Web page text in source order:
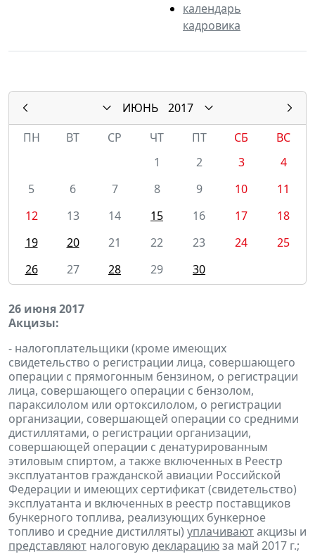
календарь
кадровика
ИЮНЬ
2017
ПН
ВТ СР ЧТ ПТ СБ
ВС
1
2 3
4
5
6 7 8 9 10
11
12
13 14 15 16 17
18
19
20 21 22 23 24
25
26
27 28 29 30
26 июня 2017
Акцизы:
- налогоплательщики (кроме имеющих
свидетельство о регистрации лица, совершающего
операции с прямогонным бензином, о регистрации
лица, совершающего операции с бензолом,
параксилолом или ортоксилолом, о регистрации
организации, совершающей операции со средними
дистиллятами, о регистрации организации,
совершающей операции с денатурированным
этиловым спиртом, а также включенных в Реестр
эксплуатантов гражданской авиации Российской
Федерации и имеющих сертификат (свидетельство)
эксплуатанта и включенных в реестр поставщиков
бункерного топлива, реализующих бункерное
топливо и средние дистилляты) уплачиваютакцизы и
представляют налоговуюдекларациюза май 2017 г.;